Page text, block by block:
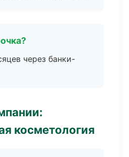
через банки-
косметология